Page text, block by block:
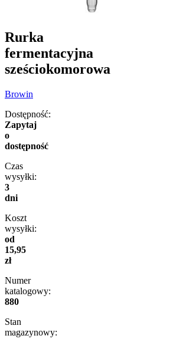
Rurka
fermentacyjna
sześciokomorowa
Browin
Dostępność:
Zapytaj
o
dostępność
Czas
wysyłki:
3
dni
Koszt
wysyłki:
od
15,95
zł
Numer
katalogowy:
880
Stan
magazynowy: